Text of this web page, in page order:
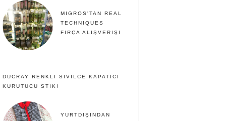
MIGROS'TAN REAL
TECHNIQUES
FIRÇA ALIŞVERIŞI
DUCRAY RENKLI SIVILCE KAPATICI
KURUTUCU STIK!
YURTDIŞINDAN